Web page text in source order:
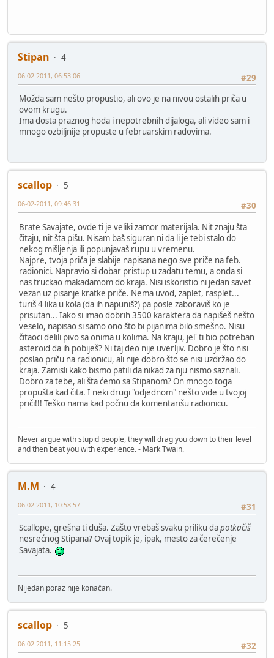
Stipan
4
#29
06-02-2011, 06:53:06
Možda sam nešto propustio, ali ovo je na nivou ostalih priča u
ovom krugu.
Ima dosta praznog hoda i nepotrebnih dijaloga, ali video sam i
mnogo ozbiljnije propuste u februarskim radovima.
scallop
5
#30
06-02-2011, 09:46:31
Brate Savajate, ovde ti je veliki zamor materijala. Nit znaju šta
čitaju, nit šta pišu. Nisam baš siguran ni da li je tebi stalo do
nekog mišljenja ili popunjavaš rupu u vremenu.
Najpre, tvoja priča je slabije napisana nego sve priče na feb.
radionici. Napravio si dobar pristup u zadatu temu, a onda si
nas truckao makadamom do kraja. Nisi iskoristio ni jedan savet
vezan uz pisanje kratke priče. Nema uvod, zaplet, rasplet...
turiš 4 lika u kola (da ih napuniš?) pa posle zaboraviš ko je
prisutan... Iako si imao dobrih 3500 karaktera da napišeš nešto
veselo, napisao si samo ono što bi pijanima bilo smešno. Nisu
čitaoci delili pivo sa onima u kolima. Na kraju, jel' ti bio potreban
asteroid da ih pobiješ? Ni taj deo nije uverljiv. Dobro je što nisi
poslao priču na radionicu, ali nije dobro što se nisi uzdržao do
kraja. Zamisli kako bismo patili da nikad za nju nismo saznali.
Dobro za tebe, ali šta ćemo sa Stipanom? On mnogo toga
propušta kad čita. I neki drugi "odjednom" nešto vide u tvojoj
priči!!! Teško nama kad počnu da komentarišu radionicu.
Never argue with stupid people, they will drag you down to their level
and then beat you with experience. - Mark Twain.
M.M
4
#31
06-02-2011, 10:58:57
Scallope, grešna ti duša. Zašto vrebaš svaku priliku dapotkačiš
nesrećnog Stipana? Ovaj topik je, ipak, mesto za čerečenje
Savajata.
Nijedan poraz nije konačan.
scallop
5
#32
06-02-2011, 11:15:25